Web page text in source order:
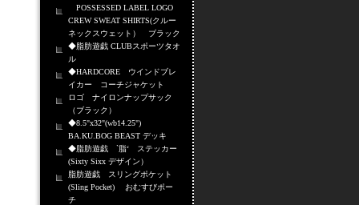
POSSESSED LABEL LOGO
CREW SWEAT SHIRTS(クルー
ネックスウェット） ブラック
◆脂肪遊戯 CLUBスポーツタオ
ル
◆HARDCORE ウインドブレ
イカー コーチジャケット
ロゴ ナイロンナップサック
（ブラック）
◆8.5"x32"(wb14.25")
BA.KU.BOG BEAST デッキ
◆脂肪遊戯 `脂‘ ステッカー
(Sixty Sixx デザイン）
脂肪遊戯 スリングポケット
(Sling Pocket) おむすびポー
チ